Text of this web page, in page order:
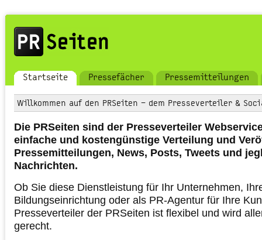
Startseite Pressefächer Pressemitteilungen
Willkommen auf den PRSeiten – dem Presseverteiler &
Die PRSeiten sind der Presseverteiler
einfache und kostengünstige Verteilung und
Pressemitteilungen, News, Posts, Tweets und
Nachrichten.
Ob Sie diese Dienstleistung für Ihr Unternehmen,
Bildungseinrichtung oder als PR-Agentur für Ihre
Presseverteiler der PRSeiten ist flexibel und wird
gerecht.